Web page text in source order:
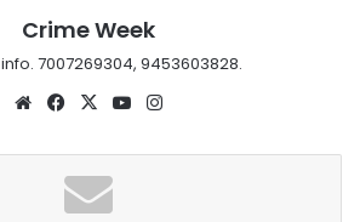
Crime Week
7007269304, 9453603828.
WebsiteFacebook
X YouTube